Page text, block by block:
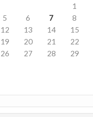
1
5 6 7 8
12 13 14 15
19 20 21 22
26 27 28 29